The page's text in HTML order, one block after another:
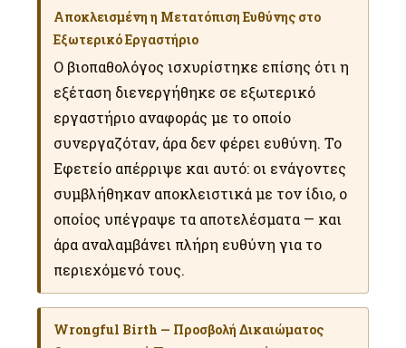
Αποκλεισμένη η Μετατόπιση Ευθύνης στο
Εξωτερικό Εργαστήριο
Ο βιοπαθολόγος ισχυρίστηκε επίσης ότι η
εξέταση διενεργήθηκε σε εξωτερικό
εργαστήριο αναφοράς με το οποίο
συνεργαζόταν, άρα δεν φέρει ευθύνη. Το
Εφετείο απέρριψε και αυτό: οι ενάγοντες
συμβλήθηκαν αποκλειστικά με τον ίδιο, ο
οποίος υπέγραψε τα αποτελέσματα — και
άρα αναλαμβάνει πλήρη ευθύνη για το
περιεχόμενό τους.
Wrongful Birth — Προσβολή Δικαιώματος